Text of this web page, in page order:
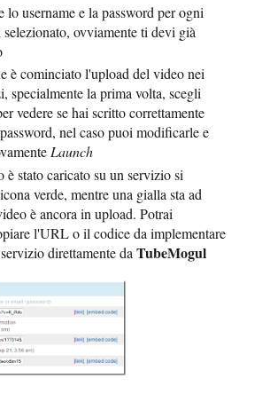
lo username e la password per ogni
ovviamente ti devi già
è cominciato l'upload del video nei
specialmente la prima volta, scegli
vedere se hai scritto correttamente
nel caso puoi modificarle e
Launch
stato caricato su un servizio si
verde, mentre una gialla sta ad
è ancora in upload. Potrai
l'URL o il codice da implementare
direttamente daTubeMogul